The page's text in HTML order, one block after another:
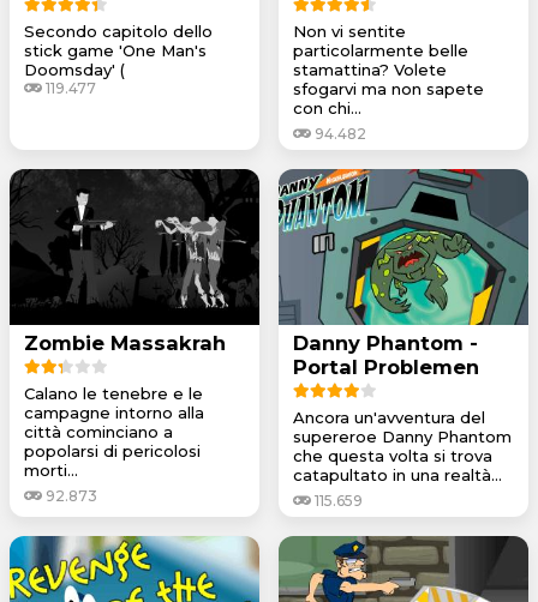
Secondo capitolo dello
stick game 'One Man's
Doomsday' (
119.477
Non vi sentite
particolarmente belle
stamattina? Volete
sfogarvi ma non sapete
con chi...
94.482
Zombie Massakrah
Calano le tenebre e le
campagne intorno alla
città cominciano a
popolarsi di pericolosi
morti...
92.873
Danny Phantom -
Portal Problemen
Ancora un'avventura del
supereroe Danny Phantom
che questa volta si trova
catapultato in una realtà...
115.659